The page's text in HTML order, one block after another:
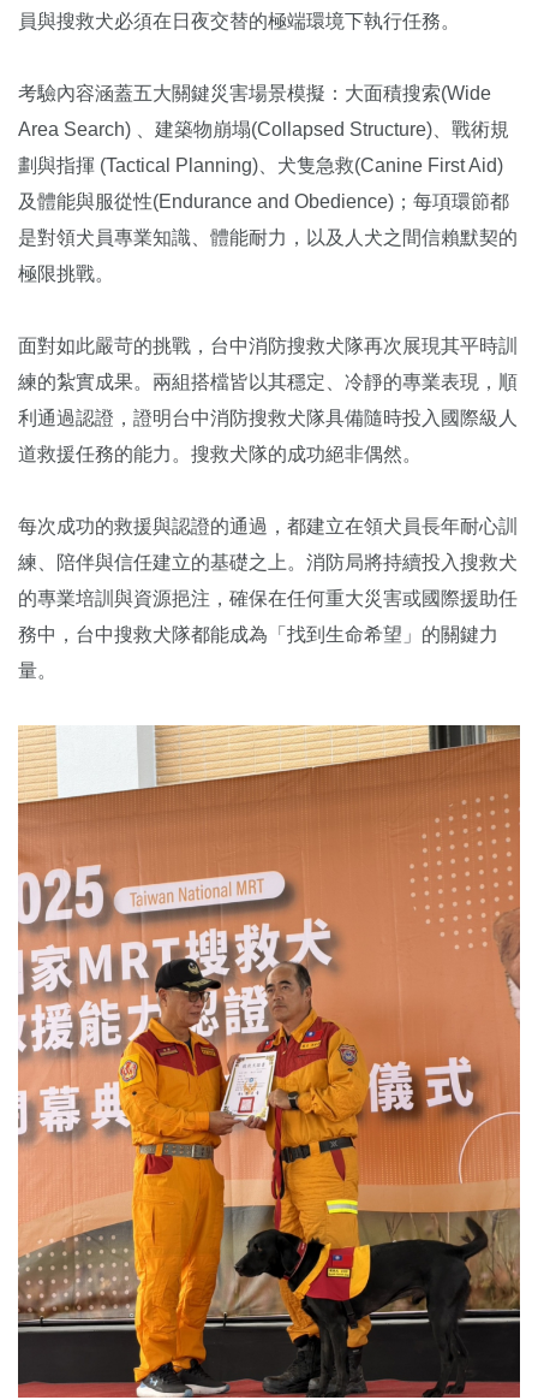
員與搜救犬必須在日夜交替的極端環境下執行任務。
考驗內容涵蓋五大關鍵災害場景模擬：大面積搜索(Wide
Area Search) 、建築物崩塌(Collapsed Structure)、戰術規
劃與指揮 (Tactical Planning)、犬隻急救(Canine First Aid)
及體能與服從性(Endurance and Obedience)；每項環節都
是對領犬員專業知識、體能耐力，以及人犬之間信賴默契的
極限挑戰。
面對如此嚴苛的挑戰，台中消防搜救犬隊再次展現其平時訓
練的紮實成果。兩組搭檔皆以其穩定、冷靜的專業表現，順
利通過認證，證明台中消防搜救犬隊具備隨時投入國際級人
道救援任務的能力。搜救犬隊的成功絕非偶然。
每次成功的救援與認證的通過，都建立在領犬員長年耐心訓
練、陪伴與信任建立的基礎之上。消防局將持續投入搜救犬
的專業培訓與資源挹注，確保在任何重大災害或國際援助任
務中，台中搜救犬隊都能成為「找到生命希望」的關鍵力
量。